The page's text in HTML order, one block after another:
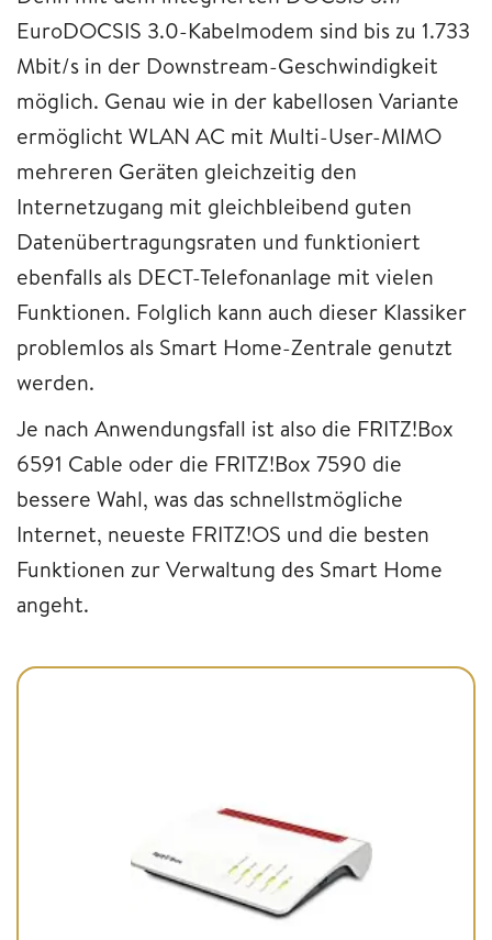
EuroDOCSIS 3.0-Kabelmodem sind bis zu 1.733
Mbit/s in der Downstream-Geschwindigkeit
möglich. Genau wie in der kabellosen Variante
ermöglicht WLAN AC mit Multi-User-MIMO
mehreren Geräten gleichzeitig den
Internetzugang mit gleichbleibend guten
Datenübertragungsraten und funktioniert
ebenfalls als DECT-Telefonanlage mit vielen
Funktionen. Folglich kann auch dieser Klassiker
problemlos als Smart Home-Zentrale genutzt
werden.
Je nach Anwendungsfall ist also die FRITZ!Box
6591 Cable oder die FRITZ!Box 7590 die
bessere Wahl, was das schnellstmögliche
Internet, neueste FRITZ!OS und die besten
Funktionen zur Verwaltung des Smart Home
angeht.